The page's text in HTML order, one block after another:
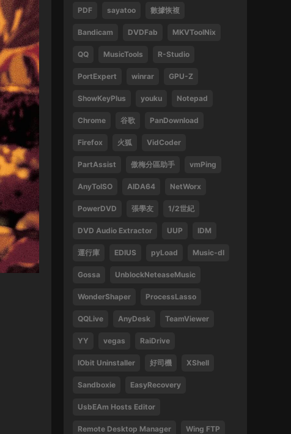
來源： 張學友 1999 友個人演唱會 60FPS 清晰版
SPad • 2025-04-28
1
來源： 周傑倫 最偉大的作品
13829047375 • 2025-02-21
好
袁鳳瑛 天若有情
唱會香港站
13612396082 • 2024-09-27
感謝
來源： 林子祥&趙增熹 2013 絕對熹祥 演唱會 A
Tsang Hei 2013 Blu-ray 1080i AVC DTS-HD
470859 • 2024-09-03
感謝分享
來源： 瞬息全宇宙
laohusyf • 2024-05-30
PDF sayatoo 數據恢複
Bandicam DVDFab MKVToolNix
QQ MusicTools R-Studio
PortExpert winrar GPU-Z
ShowKeyPlus youku Notepad
Chrome 谷歌 PanDownload
Firefox 火狐 VidCoder
PartAssist 傲梅分區助手 vmPing
AnyToISO AIDA64 NetWorx
PowerDVD 張學友 1/2世紀
DVD Audio Extractor UUP IDM
運行庫 EDIUS pyLoad Music-dl
Gossa UnblockNeteaseMusic
WonderShaper ProcessLasso
QQLive AnyDesk TeamViewer
YY vegas RaiDrive
IObit Uninstaller 好司機 XShell
Sandboxie EasyRecovery
UsbEAm Hosts Editor
Remote Desktop Manager Wing FTP